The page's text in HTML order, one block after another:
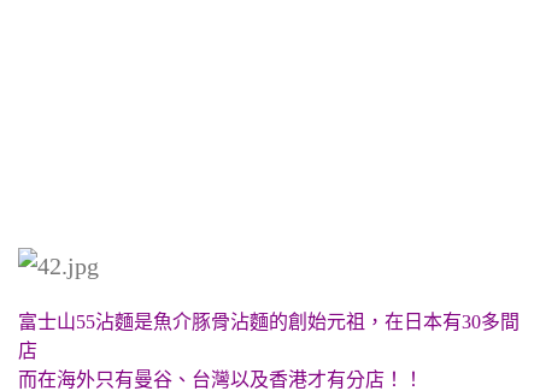
富士山55沾麵是魚介豚骨沾麵的創始元祖，在日本有30多間
店
而在海外只有曼谷、台灣以及香港才有分店！！